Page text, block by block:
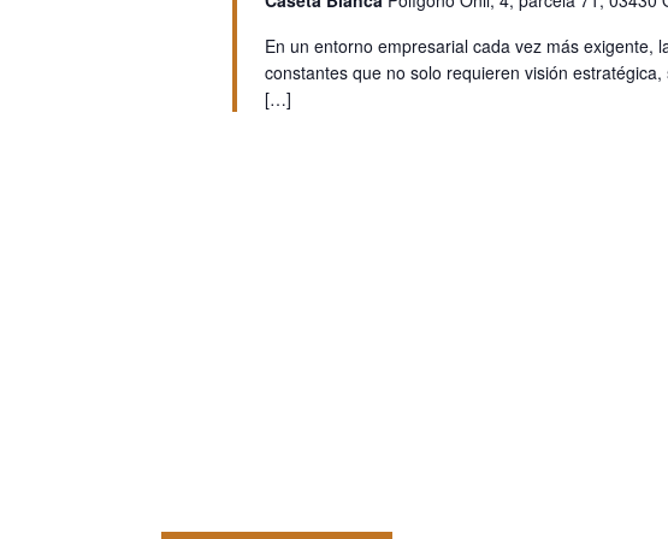
En un entorno empresarial cada vez más exigente,
constantes que no solo requieren visión
[…]